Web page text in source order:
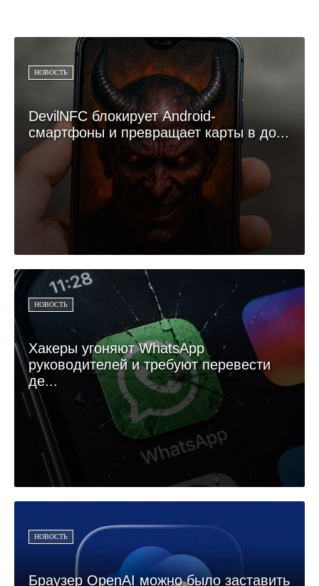
НОВОСТЬ
DevilNFC блокирует Android-
смартфоны и превращает карты в до...
НОВОСТЬ
Хакеры угоняют WhatsApp
руководителей и требуют перевести
де...
НОВОСТЬ
Браузер OpenAI можно было заставить